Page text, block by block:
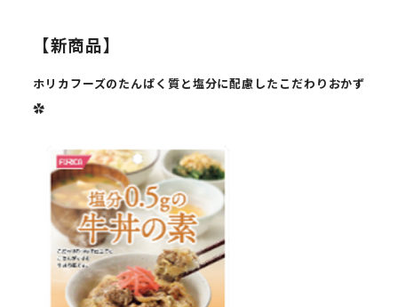
【新商品】
ホリカフーズのたんぱく質と塩分に配慮したこだわりおかず
✿